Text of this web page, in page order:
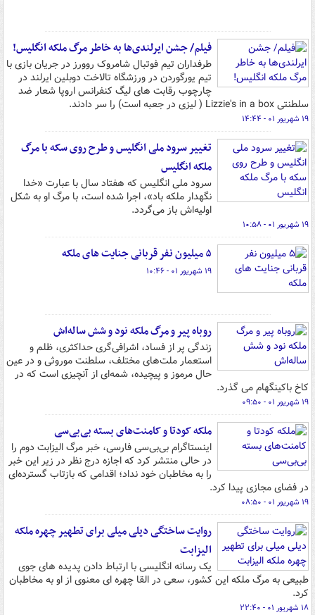
فیلم/ جشن ایرلندی‌ها به خاطر مرگ ملکه انگلیس!
طرفداران تیم فوتبال شامروک روورز در جریان بازی با
تیم یورگوردن در ورزشگاه تالاخت دوبلین ایرلند در
چارچوب رقابت های لیگ کنفرانس اروپا شعار ضد
سلطنتی Lizzie's in a box ( لیزی در جعبه است) را سر دادند.
۱۹ شهریور ۰۱ - ۱۴:۴۴
تغییر سرود ملی انگلیس و طرح روی سکه با مرگ
ملکه انگلیس
سرود ملی انگلیس که هفتاد سال با عبارت «خدا
نگهدار ملکه باد»، اجرا شده است، با مرگ او به شکل
اولیه‌اش باز می‌گردد.
۱۹ شهریور ۰۱ - ۱۰:۵۸
۵ میلیون نفر قربانی جنایت های ملکه
۱۹ شهریور ۰۱ - ۱۰:۴۶
روباه پیر و مرگ ملکه نود و شش ساله‌اش
زندگی پر از فساد، اشرافی‌گری حداکثری، ظلم و
استعمار ملت‌های مختلف، سلطنت موروثی و در عین
حال مرموز و پیچیده، شمه‌ای از آنچیزی است که در
کاخ باکینگهام می گذرد.
۱۹ شهریور ۰۱ - ۰۹:۵۰
ملکه کودتا و کامنت‌های بسته بی‌بی‌سی
اینستاگرام بی‌بی‌سی فارسی، خبر مرگ الیزابت دوم را
در حالی منتشر کرد که اجازه درج نظر در زیر این خبر
را به مخاطبان خود نداد؛ اقدامی که بازتاب گسترده‌ای
در فضای مجازی پیدا کرد.
۱۹ شهریور ۰۱ - ۰۸:۵۰
روایت ساختگی دیلی میلی برای تطهیر چهره ملکه
الیزابت
یک رسانه انگلیسی با ارتباط دادن پدیده های جوی
طبیعی به مرگ ملکه این کشور، سعی در القا چهره ای معنوی از او به مخاطبان
کرد.
۱۸ شهریور ۰۱ - ۲۲:۴۰